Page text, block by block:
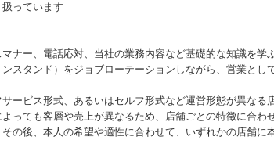
っています
ナー、電話応対、当社の業務内容など基礎的な知識を
スタンド）をジョブローテーションしながら、営業とし
ービス形式、あるいはセルフ形式など運営形態が異な
っても客層や売上が異なるため、店舗ごとの特徴に合
の後、本人の希望や適性に合わせて、いずれかの店舗に